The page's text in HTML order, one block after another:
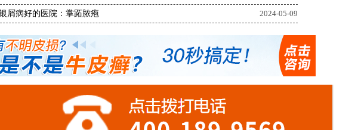
屑病好的医院：掌跖脓疱 2024-05-09